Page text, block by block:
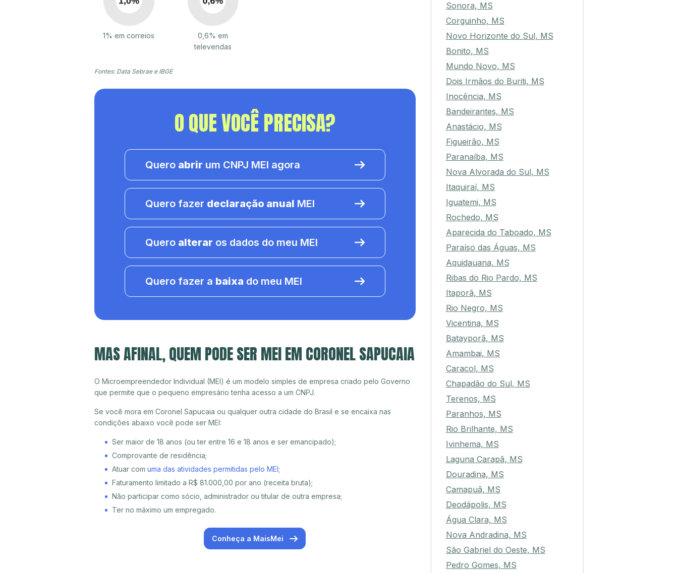
1% em correios
0,6% em
televendas
Fontes: Data Sebrae e IBGE
O QUE VOCÊ PRECISA?
Quero abrir um CNPJ MEI agora
Quero fazer declaração anual MEI
Quero alterar os dados do meu MEI
Quero fazer a baixa do meu MEI
MAS AFINAL, QUEM PODE SER MEI EM CORONEL SAPUCAIA
O Microempreendedor Individual (MEI) é um modelo simples de empresa criado pelo Governo
que permite que o pequeno empresário tenha acesso a um CNPJ.
Se você mora em Coronel Sapucaia ou qualquer outra cidade do Brasil e se encaixa nas
condições abaixo você pode ser MEI:
Ser maior de 18 anos (ou ter entre 16 e 18 anos e ser emancipado);
Comprovante de residência;
Atuar com uma das atividades permitidas pelo MEI;
Faturamento limitado a R$ 81.000,00 por ano (receita bruta);
Não participar como sócio, administrador ou titular de outra empresa;
Ter no máximo um empregado.
Conheça a MaisMei
Sonora, MS
Corguinho, MS
Novo Horizonte do Sul, MS
Bonito, MS
Mundo Novo, MS
Dois Irmãos do Buriti, MS
Inocência, MS
Bandeirantes, MS
Anastácio, MS
Figueirão, MS
Paranaíba, MS
Nova Alvorada do Sul, MS
Itaquiraí, MS
Iguatemi, MS
Rochedo, MS
Aparecida do Taboado, MS
Paraíso das Águas, MS
Aquidauana, MS
Ribas do Rio Pardo, MS
Itaporã, MS
Rio Negro, MS
Vicentina, MS
Batayporã, MS
Amambai, MS
Caracol, MS
Chapadão do Sul, MS
Terenos, MS
Paranhos, MS
Rio Brilhante, MS
Ivinhema, MS
Laguna Carapã, MS
Douradina, MS
Camapuã, MS
Deodápolis, MS
Água Clara, MS
Nova Andradina, MS
São Gabriel do Oeste, MS
Pedro Gomes, MS